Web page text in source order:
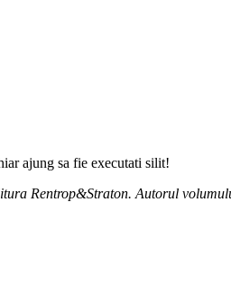
ajung sa fie executati silit!
Rentrop&Straton. Autorul